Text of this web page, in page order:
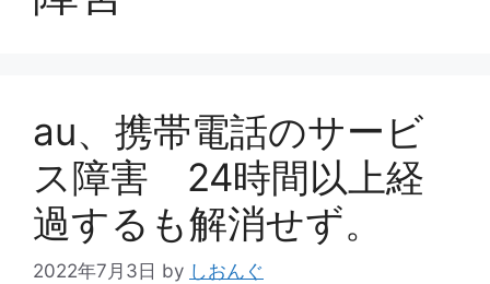
au、携帯電話のサービ
ス障害 24時間以上経
過するも解消せず。
2022年7月3日 by しおんぐ